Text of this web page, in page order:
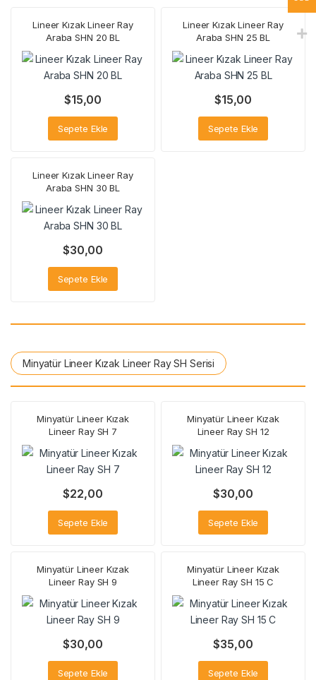
Lineer Kızak Lineer Ray
Araba SHN 20 BL
$15,00
Sepete Ekle
Lineer Kızak Lineer Ray
Araba SHN 25 BL
$15,00
Sepete Ekle
Lineer Kızak Lineer Ray
Araba SHN 30 BL
$30,00
Sepete Ekle
Minyatür Lineer Kızak Lineer Ray SH Serisi
Minyatür Lineer Kızak
Lineer Ray SH 7
$22,00
Sepete Ekle
Minyatür Lineer Kızak
Lineer Ray SH 12
$30,00
Sepete Ekle
Minyatür Lineer Kızak
Lineer Ray SH 9
$30,00
Sepete Ekle
Minyatür Lineer Kızak
Lineer Ray SH 15 C
$35,00
Sepete Ekle